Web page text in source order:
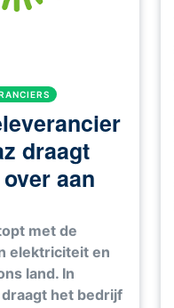
draagt
aan
met de
elektriciteit en
land. In
het bedrijf